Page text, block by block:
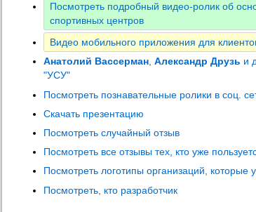
Посмотреть подробный видео-ролик об
спортивных центров
Видео мобильного приложения для
Анатолий Вассерман, Александр Друзь и
"УСУ"
Посмотреть познавательные ролики в соц.
Скачать презентацию
Посмотреть случайный отзыв
Посмотреть все отзывы тех, кто уже
Посмотреть логотипы организаций, которые
Посмотреть, кто разработчик